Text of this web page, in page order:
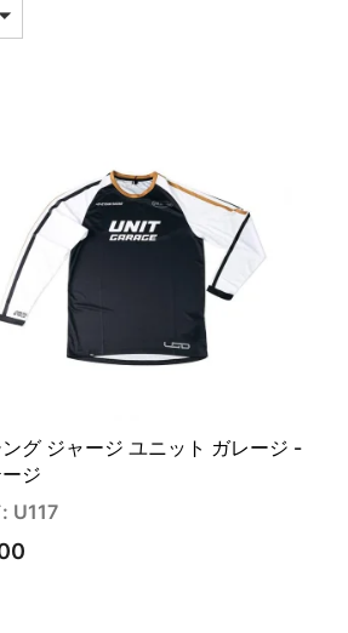
グ ジャージ ユニット ガレージ -
ジ
U117